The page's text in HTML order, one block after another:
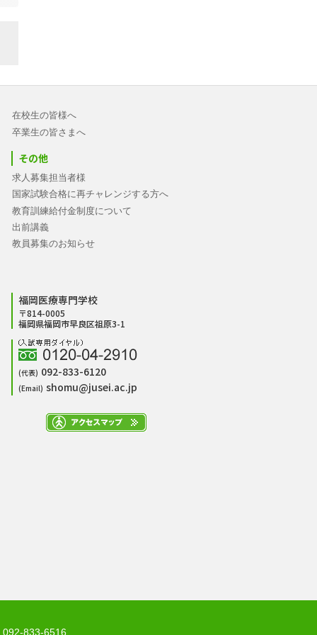
在校生の皆様へ
卒業生の皆さまへ
その他
求人募集担当者様
国家試験合格に再チャレンジする方へ
教育訓練給付金制度について
出前講義
教員募集のお知らせ
福岡医療専門学校
〒814-0005
福岡県福岡市早良区祖原3-1
(代表) 092-833-6120
(Email) shomu@jusei.ac.jp
833-6516